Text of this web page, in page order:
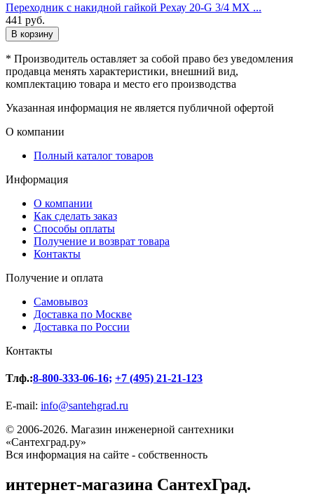
Переходник с накидной гайкой Рехау 20-G 3/4 MX ...
441 руб.
В корзину
* Производитель оставляет за собой право без уведомления
продавца менять характеристики, внешний вид,
комплектацию товара и место его производства
Указанная информация не является публичной офертой
О компании
Полный каталог товаров
Информация
О компании
Как сделать заказ
Способы оплаты
Получение и возврат товара
Контакты
Получение и оплата
Самовывоз
Доставка по Москве
Доставка по России
Контакты
Тлф.:8-800-333-06-16; +7 (495) 21-21-123
E-mail: info@santehgrad.ru
© 2006-2026. Магазин инженерной сантехники
«Сантехград.ру»
Вся информация на сайте - собственность
интернет-магазина СантехГрад.